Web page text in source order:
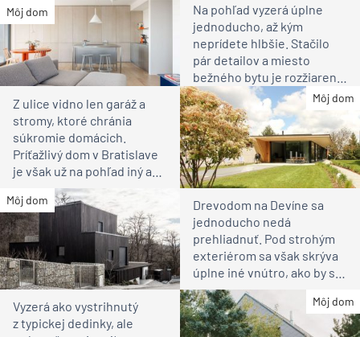
Môj dom
Na pohľad vyzerá úplne
jednoducho, až kým
neprídete hlbšie. Stačilo
pár detailov a miesto
bežného bytu je rozžiarené
bývanie pre rodinu
Môj dom
Z ulice vidno len garáž a
stromy, ktoré chránia
súkromie domácich.
Príťažlivý dom v Bratislave
je však už na pohľad iný ako
susedia
Môj dom
Drevodom na Devíne sa
jednoducho nedá
prehliadnuť. Pod strohým
exteriérom sa však skrýva
úplne iné vnútro, ako by ste
čakali
Môj dom
Vyzerá ako vystrihnutý
z typickej dedinky, ale